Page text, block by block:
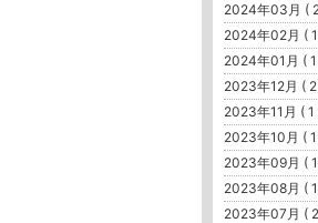
2024年03月 (
2024年02月 (
2024年01月 ( 1
2023年12月 ( 2
2023年11月 ( 1
2023年10月 ( 1
2023年09月 (
2023年08月 (
2023年07月 (